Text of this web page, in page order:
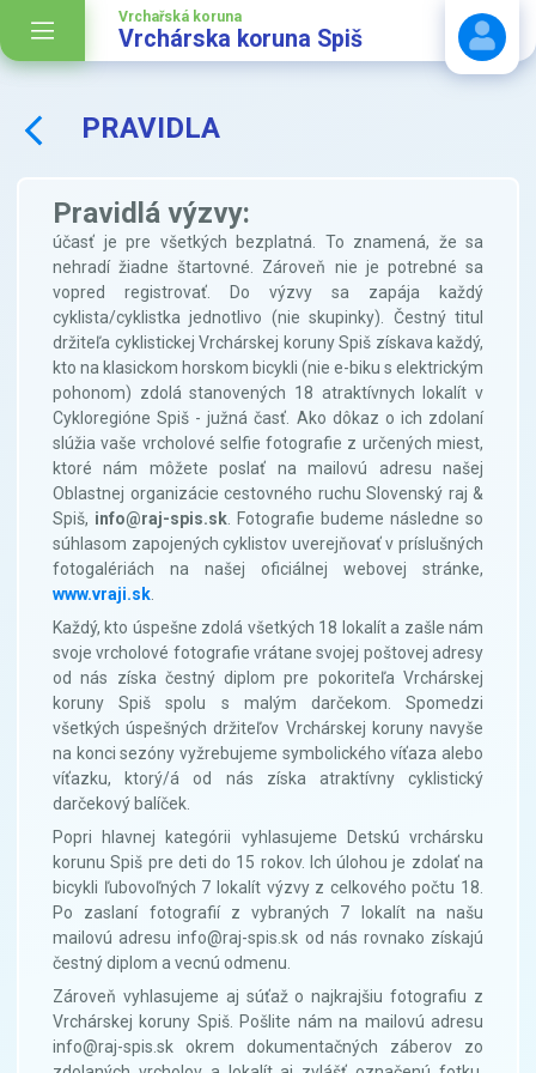
Vrchařská koruna
Vrchárska koruna Spiš
PRAVIDLA
Pravidlá výzvy:
účasť je pre všetkých bezplatná. To znamená, že sa
nehradí žiadne štartovné. Zároveň nie je potrebné sa
vopred registrovať. Do výzvy sa zapája každý
cyklista/cyklistka jednotlivo (nie skupinky). Čestný titul
držiteľa cyklistickej Vrchárskej koruny Spiš získava každý,
kto na klasickom horskom bicykli (nie e-biku s elektrickým
pohonom) zdolá stanovených 18 atraktívnych lokalít v
Cykloregióne Spiš - južná časť. Ako dôkaz o ich zdolaní
slúžia vaše vrcholové selfie fotografie z určených miest,
ktoré nám môžete poslať na mailovú adresu našej
Oblastnej organizácie cestovného ruchu Slovenský raj &
Spiš, info@raj-spis.sk. Fotografie budeme následne so
súhlasom zapojených cyklistov uverejňovať v príslušných
fotogalériách na našej oficiálnej webovej stránke,
www.vraji.sk.
Každý, kto úspešne zdolá všetkých 18 lokalít a zašle nám
svoje vrcholové fotografie vrátane svojej poštovej adresy
od nás získa čestný diplom pre pokoriteľa Vrchárskej
koruny Spiš spolu s malým darčekom. Spomedzi
všetkých úspešných držiteľov Vrchárskej koruny navyše
na konci sezóny vyžrebujeme symbolického víťaza alebo
víťazku, ktorý/á od nás získa atraktívny cyklistický
darčekový balíček.
Popri hlavnej kategórii vyhlasujeme Detskú vrchársku
korunu Spiš pre deti do 15 rokov. Ich úlohou je zdolať na
bicykli ľubovoľných 7 lokalít výzvy z celkového počtu 18.
Po zaslaní fotografií z vybraných 7 lokalít na našu
mailovú adresu info@raj-spis.sk od nás rovnako získajú
čestný diplom a vecnú odmenu.
Zároveň vyhlasujeme aj súťaž o najkrajšiu fotografiu z
Vrchárskej koruny Spiš. Pošlite nám na mailovú adresu
info@raj-spis.sk okrem dokumentačných záberov zo